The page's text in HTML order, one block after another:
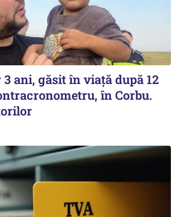
3 ani, găsit în viață după 12
în Corbu.